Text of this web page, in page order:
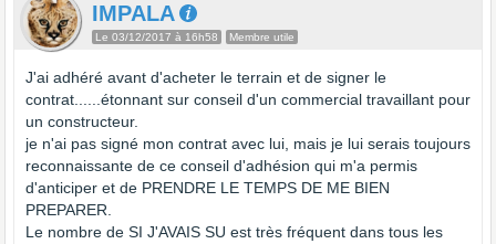
IMPALA
Le 03/12/2017 à 16h58 Membre utile
J'ai adhéré avant d'acheter le terrain et de signer le
contrat......étonnant sur conseil d'un commercial travaillant pour
un constructeur.
je n'ai pas signé mon contrat avec lui, mais je lui serais toujours
reconnaissante de ce conseil d'adhésion qui m'a permis
d'anticiper et de PRENDRE LE TEMPS DE ME BIEN
PREPARER.
Le nombre de SI J'AVAIS SU est très fréquent dans tous les